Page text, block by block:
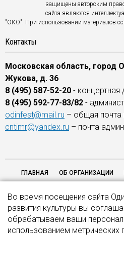
защищены авторским
сайта являются
"ОКО". При использовании материалов
Контакты
Московская область, город
Жукова, д. 36
8 (495) 587-52-20 - концертная
8 (495) 592-77-83/82 -
odinfest@mail.ru – общая почта
cntimr@yandex.ru – почта
ГЛАВНАЯ ОБ ОРГАНИЗАЦИИ
ОЦЕНКА КАЧЕСТВА
© 2016–2026. МБУК "Одинцовская
Во время посещения сайта
развития культуры вы
обрабатываем ваши
использованием метрических